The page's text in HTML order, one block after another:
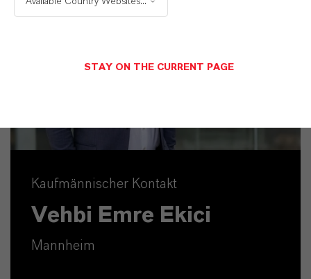
Kaufmännischer Kontakt
Vehbi Emre Ekici
Mannheim
STAY ON THE CURRENT PAGE